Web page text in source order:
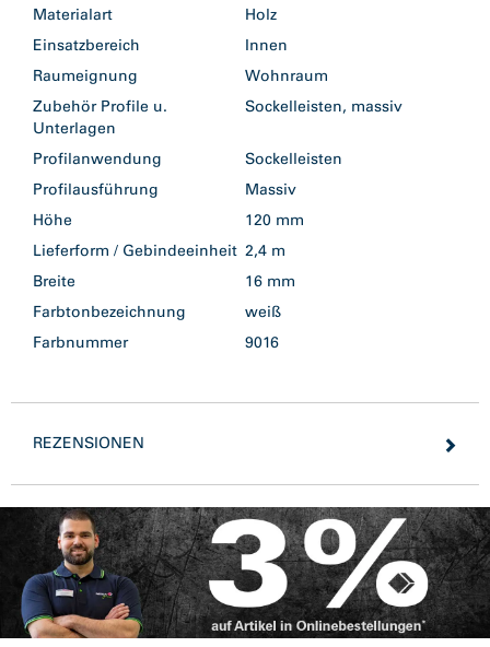
Materialart
Holz
Einsatzbereich
Innen
Raumeignung
Wohnraum
Zubehör Profile u.
Unterlagen
Sockelleisten, massiv
Profilanwendung
Sockelleisten
Profilausführung
Massiv
Höhe
120 mm
Lieferform / Gebindeeinheit 2,4 m
Breite
16 mm
Farbtonbezeichnung
weiß
Farbnummer
9016
REZENSIONEN